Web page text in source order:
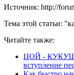
Источник: http://
Тема этой статьи:
Читайте также:
ЦОЙ -
вступление